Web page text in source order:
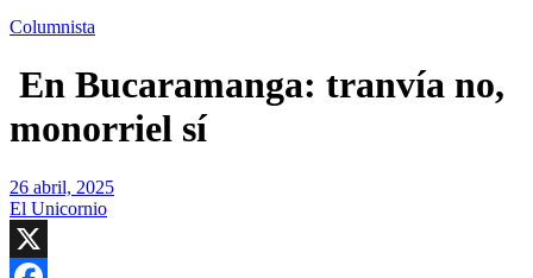
Columnista
En Bucaramanga: tranvía no,
monorriel sí
26 abril, 2025
El Unicornio